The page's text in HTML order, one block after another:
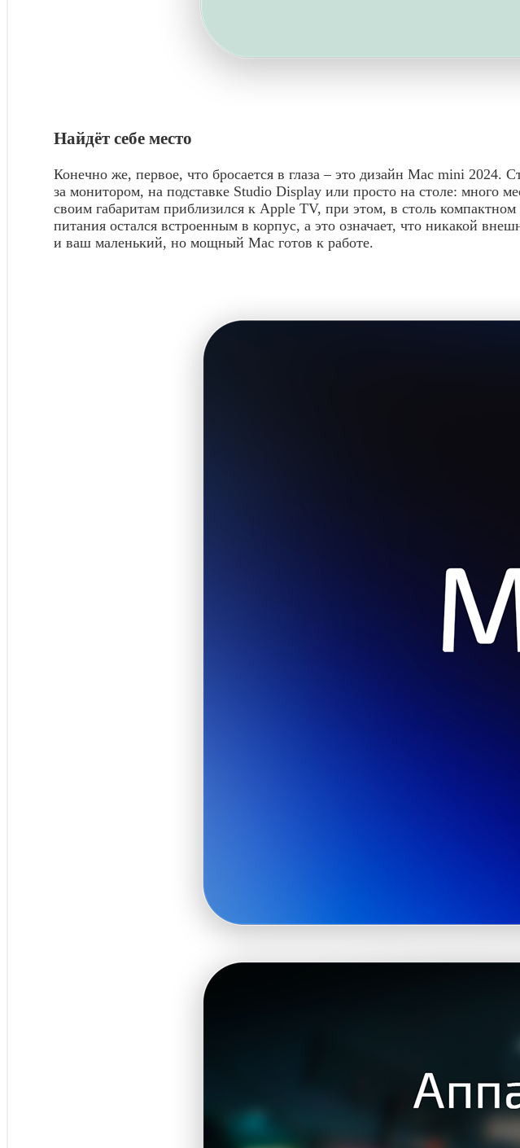
Найдёт себе место
Конечно же, первое, что бросается в глаза – это дизайн Mac mini
за монитором, на подставке Studio Display или просто на столе: много
своим габаритам приблизился к Apple TV, при этом, в столь
питания остался встроенным в корпус, а это означает, что никакой
и ваш маленький, но мощный Mac готов к работе.